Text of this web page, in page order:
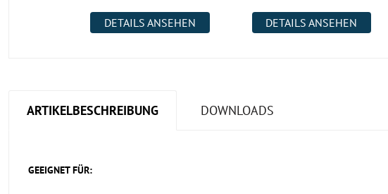
DETAILS ANSEHEN DETAILS ANSEHEN
ARTIKELBESCHREIBUNG DOWNLOADS
GEEIGNET FÜR: